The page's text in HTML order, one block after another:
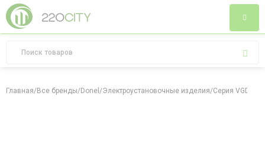
Главная/Все бренды/Donel /Электроустановочные изделия/Серия VGD